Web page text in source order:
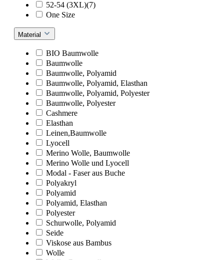
52-54 (3XL)(7)
One Size
Material
BIO Baumwolle
Baumwolle
Baumwolle, Polyamid
Baumwolle, Polyamid, Elasthan
Baumwolle, Polyamid, Polyester
Baumwolle, Polyester
Cashmere
Elasthan
Leinen,Baumwolle
Lyocell
Merino Wolle, Baumwolle
Merino Wolle und Lyocell
Modal - Faser aus Buche
Polyakryl
Polyamid
Polyamid, Elasthan
Polyester
Schurwolle, Polyamid
Seide
Viskose aus Bambus
Wolle